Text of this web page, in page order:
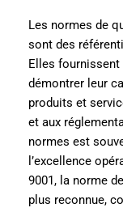
Les normes de
sont des
Elles fournissent
démontrer leur
produits et
et aux
normes est
l’excellence
9001, la norme
plus reconnue,